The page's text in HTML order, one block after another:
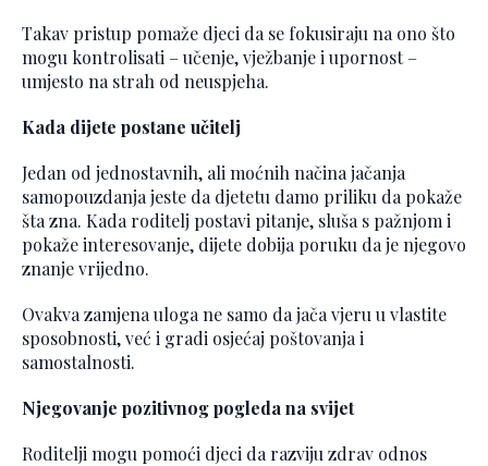
Takav pristup pomaže djeci da se fokusiraju na ono što
mogu kontrolisati – učenje, vježbanje i upornost –
umjesto na strah od neuspjeha.
Kada dijete postane učitelj
Jedan od jednostavnih, ali moćnih načina jačanja
samopouzdanja jeste da djetetu damo priliku da pokaže
šta zna. Kada roditelj postavi pitanje, sluša s pažnjom i
pokaže interesovanje, dijete dobija poruku da je njegovo
znanje vrijedno.
Ovakva zamjena uloga ne samo da jača vjeru u vlastite
sposobnosti, već i gradi osjećaj poštovanja i
samostalnosti.
Njegovanje pozitivnog pogleda na svijet
Roditelji mogu pomoći djeci da razviju zdrav odnos